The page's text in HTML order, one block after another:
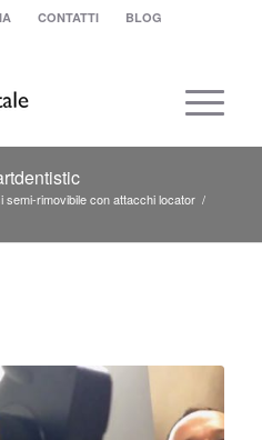
CONTATTI BLOG
semi-rimovibile con attacchi locator /